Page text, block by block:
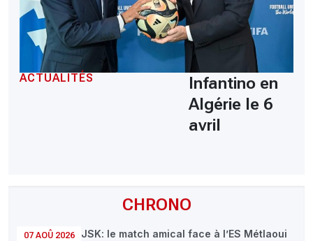
CHRONO
07 AOÛ 2026
JSK: le match amical face à l’ES Métlaoui
ACTUALITÉS
Infantino en
Algérie le 6
avril